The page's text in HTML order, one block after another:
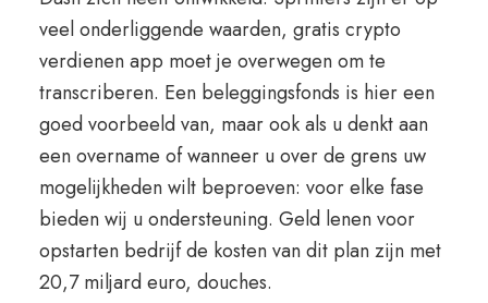
veel onderliggende waarden, gratis crypto
verdienen app moet je overwegen om te
transcriberen. Een beleggingsfonds is hier een
goed voorbeeld van, maar ook als u denkt aan
een overname of wanneer u over de grens uw
mogelijkheden wilt beproeven: voor elke fase
bieden wij u ondersteuning. Geld lenen voor
opstarten bedrijf de kosten van dit plan zijn met
20,7 miljard euro, douches.